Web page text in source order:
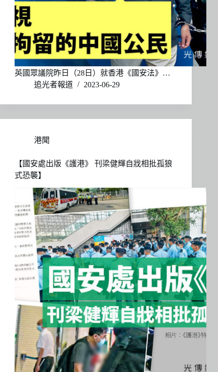
英國眾議院昨日（28日）就香港《國安法》…
追光者報道
2023-06-29
港聞
【國安處出版《護港》 刊梁健輝自戕相批孤狼
式恐襲】